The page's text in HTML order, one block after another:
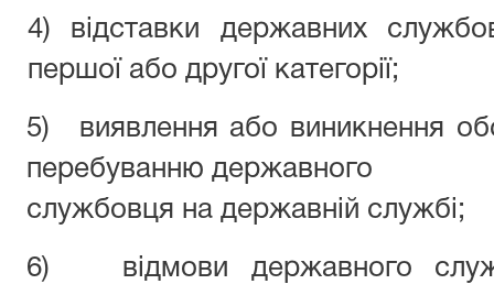
4) відставки державних
першої або другої категорії;
5)
виявлення або виникнення
перебуванню державного
службовця на державній службі;
6)
відмови державного